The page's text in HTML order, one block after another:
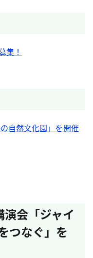
集！
自然文化園」を開催
会「ジャイ
つなぐ」を